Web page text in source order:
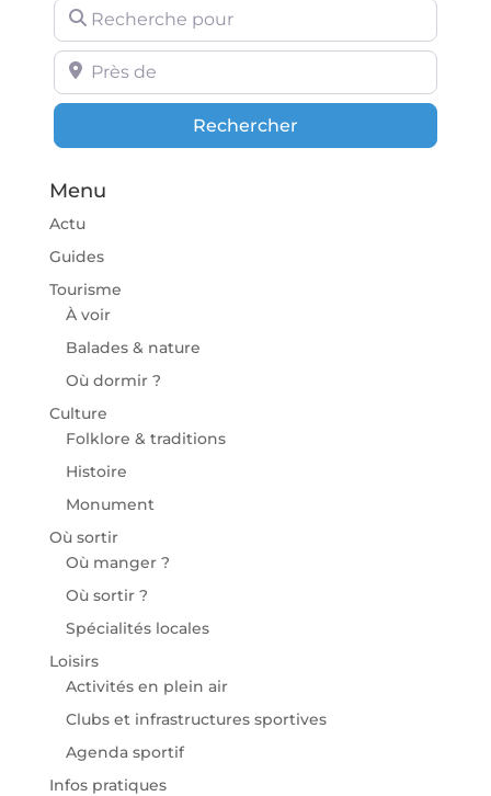
Recherche pour
Près de
RechercherRechercher
Menu
Actu
Guides
Tourisme
À voir
Balades & nature
Où dormir ?
Culture
Folklore & traditions
Histoire
Monument
Où sortir
Où manger ?
Où sortir ?
Spécialités locales
Loisirs
Activités en plein air
Clubs et infrastructures sportives
Agenda sportif
Infos pratiques